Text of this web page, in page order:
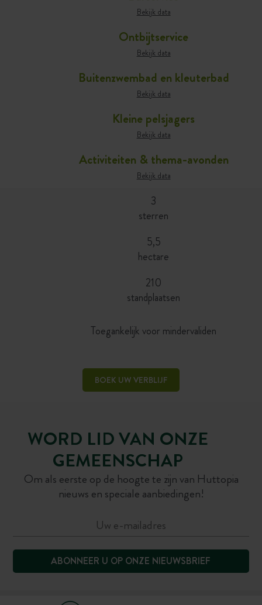
Bekijk data
Ontbijtservice
Bekijk data
Buitenzwembad en kleuterbad
Bekijk data
Kleine pelsjagers
Bekijk data
Activiteiten & thema-avonden
Bekijk data
3
sterren
5,5
hectare
210
standplaatsen
Toegankelijk voor mindervaliden
BOEK UW VERBLIJF
WORD LID VAN ONZE
GEMEENSCHAP
Om als eerste op de hoogte te zijn van Huttopia
nieuws en speciale aanbiedingen!
ABONNEER U OP ONZE NIEUWSBRIEF